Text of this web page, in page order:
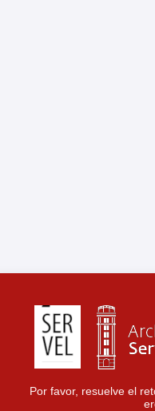
Por favor, resuelve el